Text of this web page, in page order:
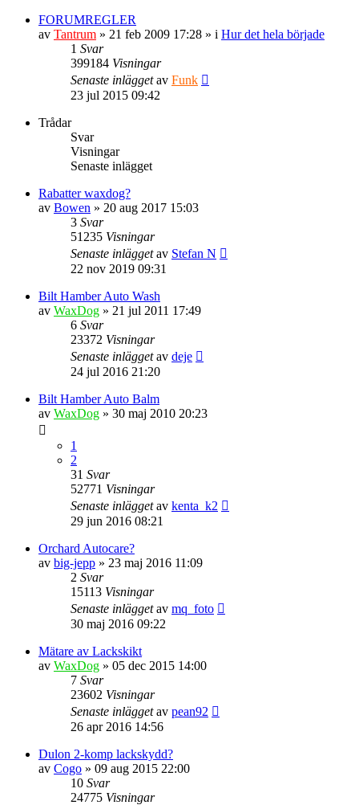
FORUMREGLER
av Tantrum » 21 feb 2009 17:28 » i Hur det hela började
1 Svar
399184 Visningar
Senaste inläggetav Funk
23 jul 2015 09:42
Trådar
Svar
Visningar
Senaste inlägget
Rabatter waxdog?
av Bowen » 20 aug 2017 15:03
3 Svar
51235 Visningar
Senaste inläggetav Stefan N
22 nov 2019 09:31
Bilt Hamber Auto Wash
av WaxDog » 21 jul 2011 17:49
6 Svar
23372 Visningar
Senaste inläggetav deje
24 jul 2016 21:20
Bilt Hamber Auto Balm
av WaxDog » 30 maj 2010 20:23
1
2
31 Svar
52771 Visningar
Senaste inläggetav kenta_k2
29 jun 2016 08:21
Orchard Autocare?
av big-jepp » 23 maj 2016 11:09
2 Svar
15113 Visningar
Senaste inläggetav mq_foto
30 maj 2016 09:22
Mätare av Lackskikt
av WaxDog » 05 dec 2015 14:00
7 Svar
23602 Visningar
Senaste inläggetav pean92
26 apr 2016 14:56
Dulon 2-komp lackskydd?
av Cogo » 09 aug 2015 22:00
10 Svar
24775 Visningar